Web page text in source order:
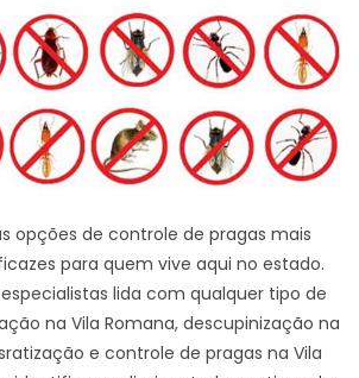
opções de controle de pragas mais
para quem vive aqui no estado.
lida com qualquer tipo de
na Vila Romana, descupinização na
e controle de pragas na Vila